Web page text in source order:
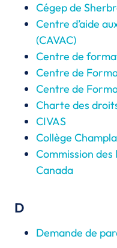
Cégep de
Centre d’aide
(CAVAC)
Centre de
Centre de
Centre de
Charte des
CIVAS
Collège
Commission
Canada
D
Demande de